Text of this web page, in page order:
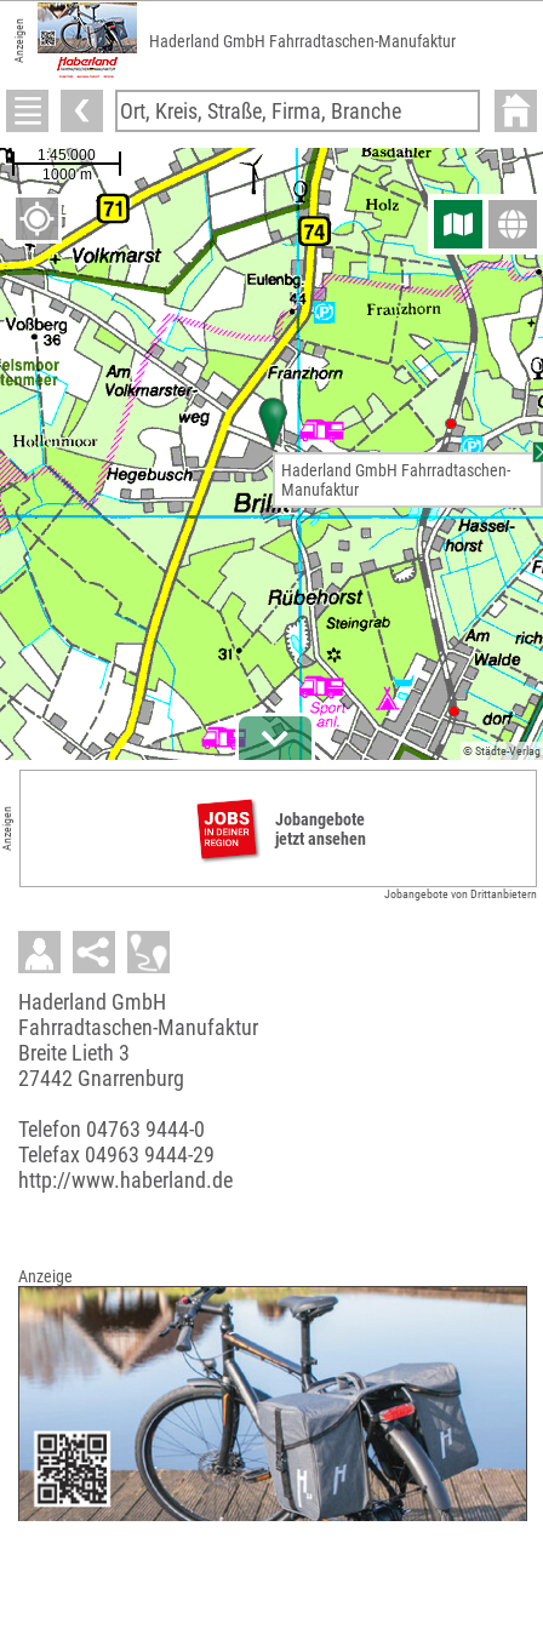
Anzeigen Haderland GmbH Fahrradtaschen-Manufaktur
© Städte-Verlag
Haderland GmbH Fahrradtaschen-
Manufaktur
Anzeigen
Jobangebote
jetzt ansehen
Jobangebote von Drittanbietern
Haderland GmbH
Fahrradtaschen-Manufaktur
Breite Lieth 3
27442 Gnarrenburg
Telefon 04763 9444-0
Telefax 04963 9444-29
http://www.haberland.de
Anzeige